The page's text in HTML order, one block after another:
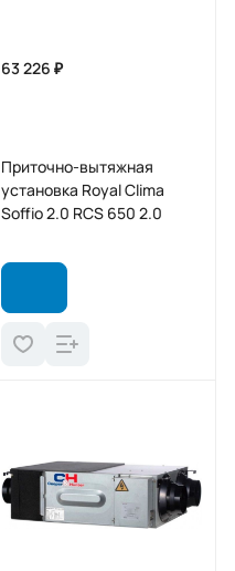
63 226 ₽
Приточно-вытяжная
установка Royal Clima
Soffio 2.0 RCS 650 2.0